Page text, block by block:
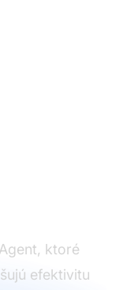
ktoré
efektivitu